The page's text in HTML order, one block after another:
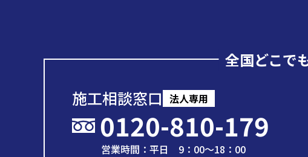
全国どこで
施工相談窓口 法人専用
0120-810-179
営業時間：平日 9：00～18：00